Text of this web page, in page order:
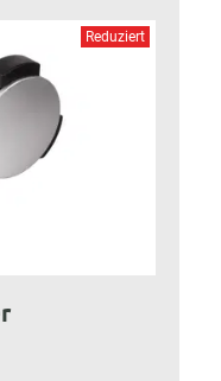
Reduziert